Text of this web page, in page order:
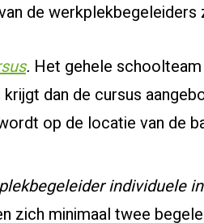
de werkplekbegeleiders
. Het gehele
dan de cursus
op de locatie van de
individuele
zich minimaal twee